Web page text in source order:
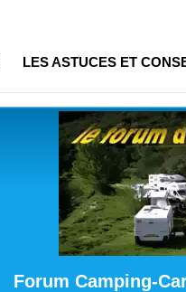
LES ASTUCES ET
Forum Camping-